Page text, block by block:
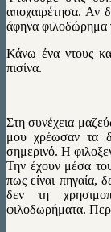
αποχαιρέτησα. Αν
άφηνα φιλοδώρημα
Κάνω ένα ντους
πισίνα.
Στη συνέχεια
μου χρέωσαν τα
σημερινό. Η
Την έχουν μέσα
πως είναι πηγαία,
δεν τη
φιλοδωρήματα.